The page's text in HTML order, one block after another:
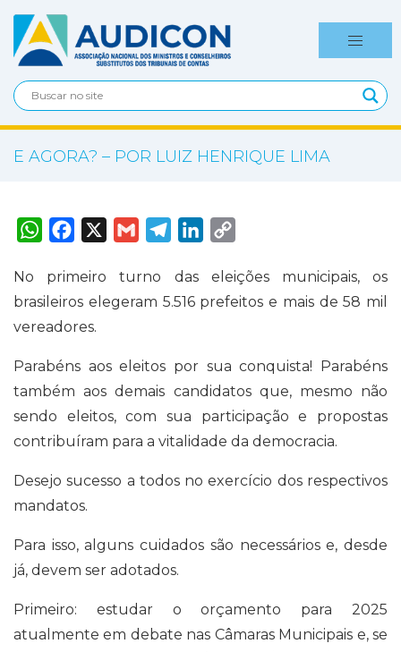
E AGORA? – POR LUIZ HENRIQUE LIMA
W
h
s
A
p
p
F
a
b
o
o
k
X
G
m
l
T
e
g
r
a
L
e
d
I
L
i
n
No primeiro turno das eleições municipais, os
brasileiros elegeram 5.516 prefeitos e mais de 58 mil
vereadores.
Parabéns aos eleitos por sua conquista! Parabéns
também aos demais candidatos que, mesmo não
sendo eleitos, com sua participação e propostas
contribuíram para a vitalidade da democracia.
Desejo sucesso a todos no exercício dos respectivos
mandatos.
Para isso, alguns cuidados são necessários e, desde
já, devem ser adotados.
Primeiro: estudar o orçamento para 2025
atualmente em debate nas Câmaras Municipais e, se